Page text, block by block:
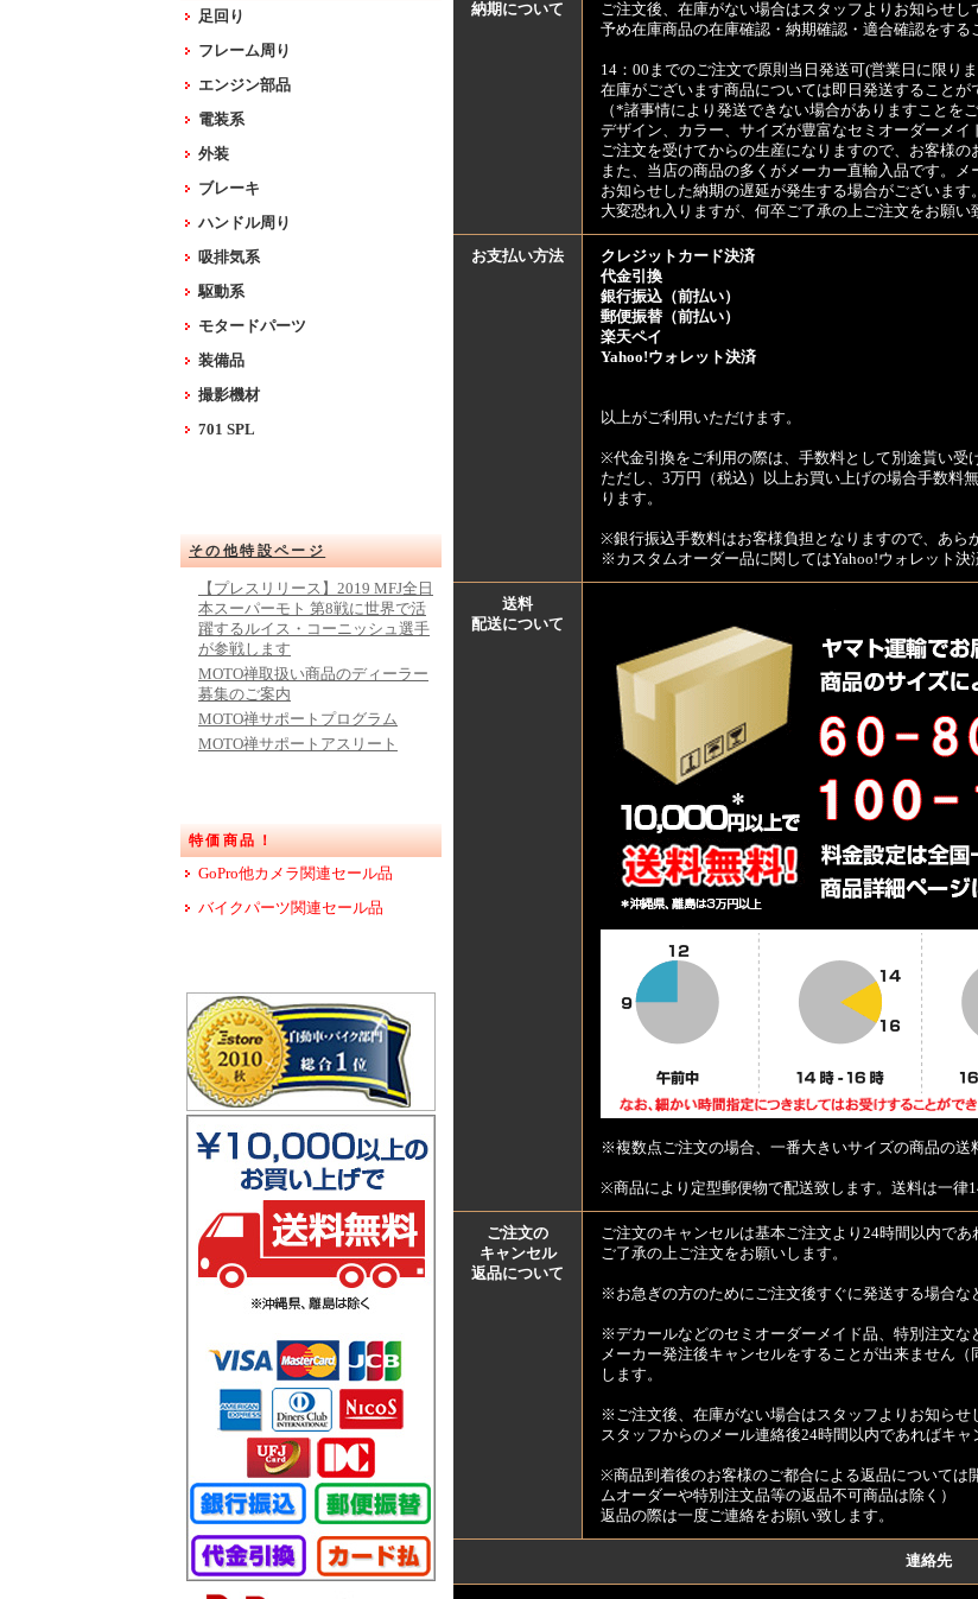
足回り
フレーム周り
エンジン部品
電装系
外装
ブレーキ
ハンドル周り
吸排気系
駆動系
モタードパーツ
装備品
撮影機材
701 SPL
その他特設ページ
【プレスリリース】2019 MFJ全日
本スーパーモト 第8戦に世界で活
躍するルイス・コーニッシュ選手
が参戦します
MOTO禅取扱い商品のディーラー
募集のご案内
MOTO禅サポートプログラム
MOTO禅サポートアスリート
特価商品！
GoPro他カメラ関連セール品
バイクパーツ関連セール品
納期について
ご注文後、在庫がない場合はスタッフよりお知らせし
予め在庫商品の在庫確認・納期確認・適合確認をす
14：00までのご注文で原則当日発送可(営業日に限りま
在庫がございます商品については即日発送することが
（*諸事情により発送できない場合がありますことを
デザイン、カラー、サイズが豊富なセミオーダーメイ
ご注文を受けてからの生産になりますので、お客様の
また、当店の商品の多くがメーカー直輸入品です。
お知らせした納期の遅延が発生する場合がございます。
大変恐れ入りますが、何卒ご了承の上ご注文をお願い
お支払い方法
クレジットカード決済
代金引換
銀行振込（前払い）
郵便振替（前払い）
楽天ペイ
Yahoo!ウォレット決済
以上がご利用いただけます。
※代金引換をご利用の際は、手数料として別途貰い受
ただし、3万円（税込）以上お買い上げの場合手数料
ります。
※銀行振込手数料はお客様負担となりますので、あら
※カスタムオーダー品に関してはYahoo!ウォレット決
送料
配送について
※複数点ご注文の場合、一番大きいサイズの商品の送
※商品により定型郵便物で配送致します。送料は一律
ご注文の
キャンセル
返品について
ご注文のキャンセルは基本ご注文より24時間以内であ
ご了承の上ご注文をお願いします。
※お急ぎの方のためにご注文後すぐに発送する場合な
※デカールなどのセミオーダーメイド品、特別注文
メーカー発注後キャンセルをすることが出来ません
します。
※ご注文後、在庫がない場合はスタッフよりお知らせ
スタッフからのメール連絡後24時間以内であればキャ
※商品到着後のお客様のご都合による返品については
ムオーダーや特別注文品等の返品不可商品は除く）
返品の際は一度ご連絡をお願い致します。
連絡先